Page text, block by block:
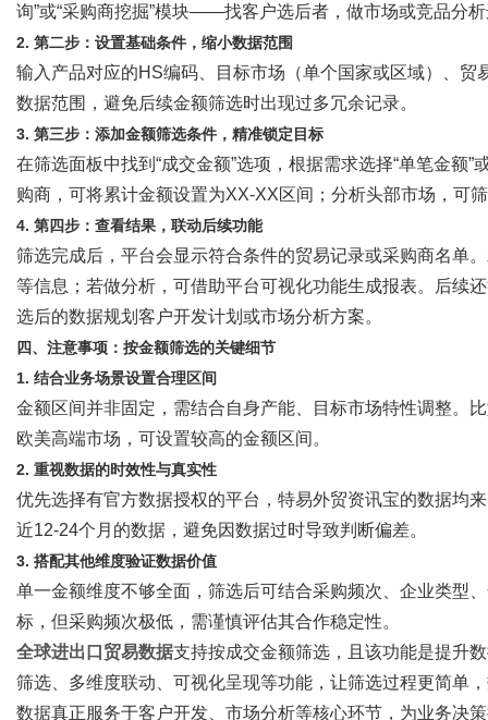
询”或“采购商挖掘”模块——找客户选后者，做市场或竞品分
2. 第二步：设置基础条件，缩小数据范围
输入产品对应的HS编码、目标市场（单个国家或区域）、
数据范围，避免后续金额筛选时出现过多冗余记录。
3. 第三步：添加金额筛选条件，精准锁定目标
在筛选面板中找到 “成交金额”选项，根据需求选择“单笔金额
购商，可将累计金额设置为XX-XX区间；分析头部市场，可
4. 第四步：查看结果，联动后续功能
筛选完成后，平台会显示符合条件的贸易记录或采购商名单
等信息；若做分析，可借助平台可视化功能生成报表。后续
选后的数据规划客户开发计划或市场分析方案。
四、注意事项：按金额筛选的关键细节
1. 结合业务场景设置合理区间
金额区间并非固定，需结合自身产能、目标市场特性调整。
欧美高端市场，可设置较高的金额区间。
2. 重视数据的时效性与真实性
优先选择有官方数据授权的平台，特易外贸资讯宝的数据均
近12-24个月的数据，避免因数据过时导致判断偏差。
3. 搭配其他维度验证数据价值
单一金额维度不够全面，筛选后可结合采购频次、企业类型
标，但采购频次极低，需谨慎评估其合作稳定性。
全球进出口贸易数据支持按成交金额筛选，且该功能是提升
筛选、多维度联动、可视化呈现等功能，让筛选过程更简单
数据真正服务于客户开发、市场分析等核心环节，为业务决